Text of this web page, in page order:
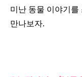
미난 동물 이야기를
만나보자.